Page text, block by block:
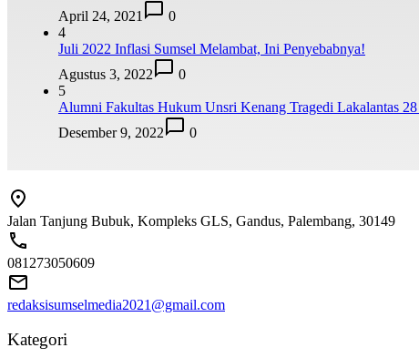
April 24, 2021
0
4
Juli 2022 Inflasi Sumsel Melambat, Ini Penyebabnya!
Agustus 3, 2022
0
5
Alumni Fakultas Hukum Unsri Kenang Tragedi Lakalantas
Desember 9, 2022
0
Jalan Tanjung Bubuk, Kompleks GLS, Gandus, Palembang, 30149
081273050609
redaksisumselmedia2021@gmail.com
Kategori